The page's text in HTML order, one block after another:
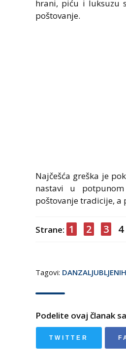
hrani, piću i luksuzu
poštovanje.
Najčešća greška je
nastavi u
poštovanje tradicije, a
Strane: 1 2 3 4
Tagovi: DANZALJUBLJENIH
Podelite ovaj članak
TWITTER